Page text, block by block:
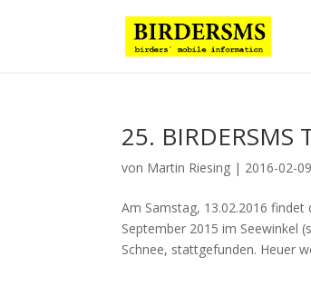
25.
von Martin Riesing | 2016-02-09
Am Samstag, 13.02.2016
September 2015 im Seewinkel
Schnee, stattgefunden. Heuer